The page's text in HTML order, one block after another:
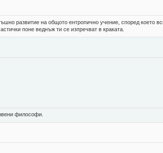
развитие на общото ентропично учение, според което
поне веднъж ти се изпречват в краката.
философи.